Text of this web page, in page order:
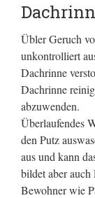
Übler Geruch
unkontrolliert
Dachrinne
Dachrinne
abzuwenden.
Überlaufendes
den Putz
aus und kann
bildet aber
Bewohner wie